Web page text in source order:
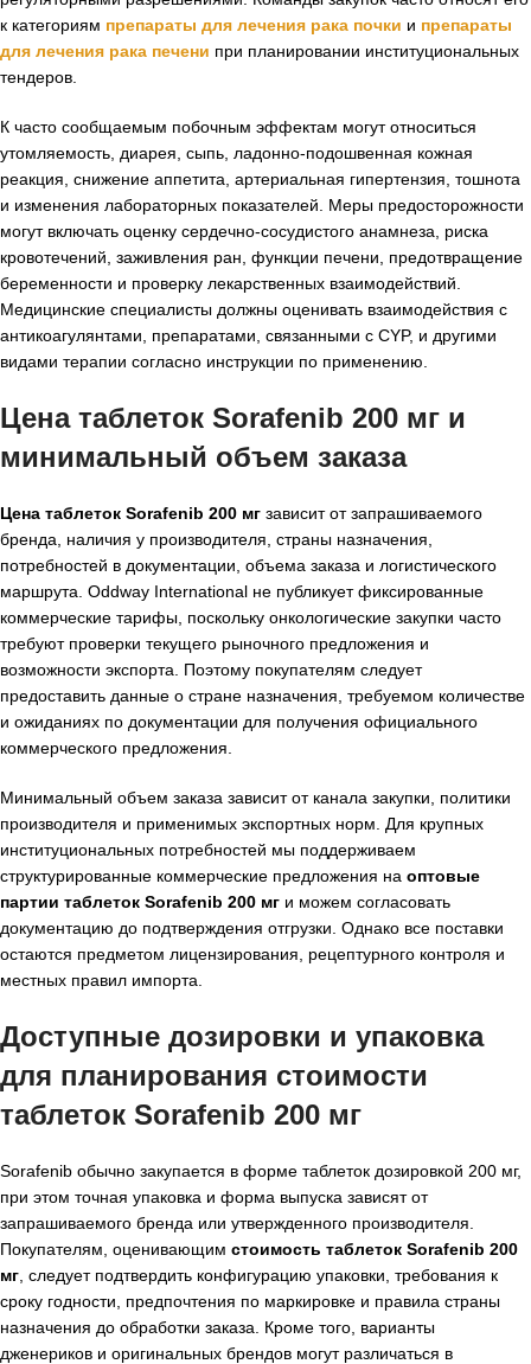
к категориям препараты для лечения рака почки и препараты
для лечения рака печени при планировании институциональных
тендеров.
К часто сообщаемым побочным эффектам могут относиться
утомляемость, диарея, сыпь, ладонно-подошвенная кожная
реакция, снижение аппетита, артериальная гипертензия, тошнота
и изменения лабораторных показателей. Меры предосторожности
могут включать оценку сердечно-сосудистого анамнеза, риска
кровотечений, заживления ран, функции печени, предотвращение
беременности и проверку лекарственных взаимодействий.
Медицинские специалисты должны оценивать взаимодействия с
антикоагулянтами, препаратами, связанными с CYP, и другими
видами терапии согласно инструкции по применению.
Цена таблеток Sorafenib 200 мг и
минимальный объем заказа
Цена таблеток Sorafenib 200 мг зависит от запрашиваемого
бренда, наличия у производителя, страны назначения,
потребностей в документации, объема заказа и логистического
маршрута. Oddway International не публикует фиксированные
коммерческие тарифы, поскольку онкологические закупки часто
требуют проверки текущего рыночного предложения и
возможности экспорта. Поэтому покупателям следует
предоставить данные о стране назначения, требуемом количестве
и ожиданиях по документации для получения официального
коммерческого предложения.
Минимальный объем заказа зависит от канала закупки, политики
производителя и применимых экспортных норм. Для крупных
институциональных потребностей мы поддерживаем
структурированные коммерческие предложения на оптовые
партии таблеток Sorafenib 200 мг и можем согласовать
документацию до подтверждения отгрузки. Однако все поставки
остаются предметом лицензирования, рецептурного контроля и
местных правил импорта.
Доступные дозировки и упаковка
для планирования стоимости
таблеток Sorafenib 200 мг
Sorafenib обычно закупается в форме таблеток дозировкой 200 мг,
при этом точная упаковка и форма выпуска зависят от
запрашиваемого бренда или утвержденного производителя.
Покупателям, оценивающим стоимость таблеток Sorafenib 200
мг , следует подтвердить конфигурацию упаковки, требования к
сроку годности, предпочтения по маркировке и правила страны
назначения до обработки заказа. Кроме того, варианты
дженериков и оригинальных брендов могут различаться в